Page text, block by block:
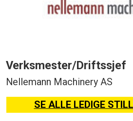
Verksmester/Driftssjef
Nellemann Machinery AS
SE ALLE LEDIGE